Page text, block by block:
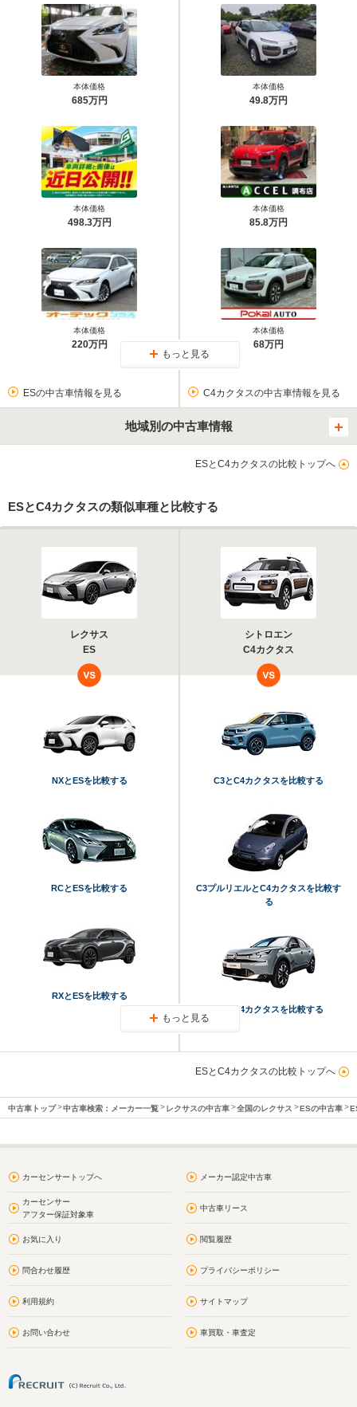
本体価格
685万円
本体価格
498.3万円
本体価格
220万円
本体価格
49.8万円
本体価格
85.8万円
本体価格
68万円
もっと見る
ESの中古車情報を見る C4カクタスの中古車情報を見る
地域別の中古車情報
ESとC4カクタスの比較トップへ
ESとC4カクタスの類似車種と比較する
レクサス
ES
シトロエン
C4カクタス
NXとESを比較する
RCとESを比較する
RXとESを比較する
C3とC4カクタスを比較する
C3プルリエルとC4カクタスを比較す
る
C4とC4カクタスを比較する
もっと見る
ESとC4カクタスの比較トップへ
中古車トップ 中古車検索：メーカー一覧 レクサスの中古車 全国のレクサス ESの中古車
カーセンサートップへ メーカー認定中古車
カーセンサー
アフター保証対象車
中古車リース
お気に入り 閲覧履歴
問合わせ履歴 プライバシーポリシー
利用規約 サイトマップ
お問い合わせ 車買取・車査定